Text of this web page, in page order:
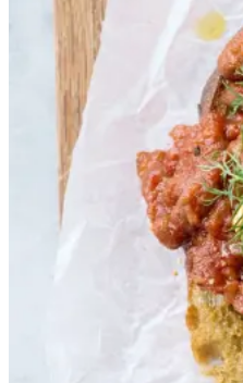
Baked Baked
beans på
på
stegt brødbrød